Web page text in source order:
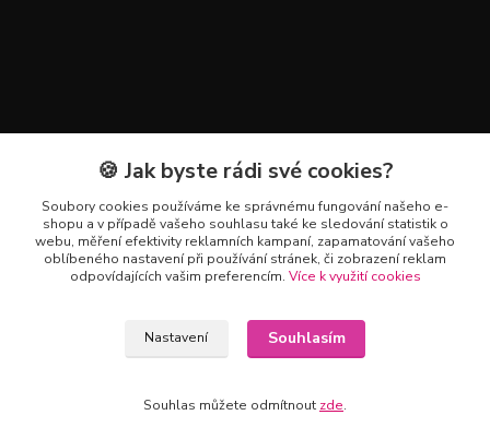
Kontakty
+420 602 223 614
info@zahradnictvipetro.cz
🍪 Jak byste rádi své cookies?
Soubory cookies používáme ke správnému fungování našeho e-
shopu a v případě vašeho souhlasu také ke sledování statistik o
webu, měření efektivity reklamních kampaní, zapamatování vašeho
oblíbeného nastavení při používání stránek, či zobrazení reklam
odpovídajících vašim preferencím. Více k využití cookies
Nastavení Souhlasím
Souhlas můžete odmítnout zde.